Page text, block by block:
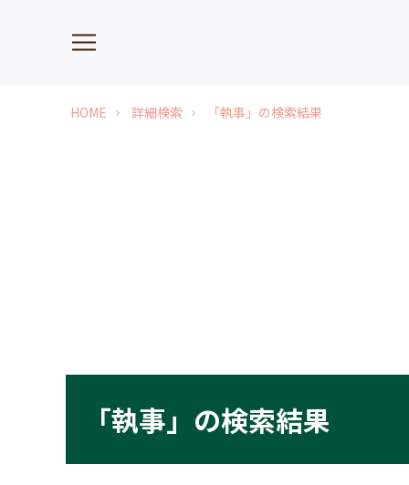
HOME chevron_right 詳細検索 chevron_right 「執事」の検索結果
「執事」の検索結果